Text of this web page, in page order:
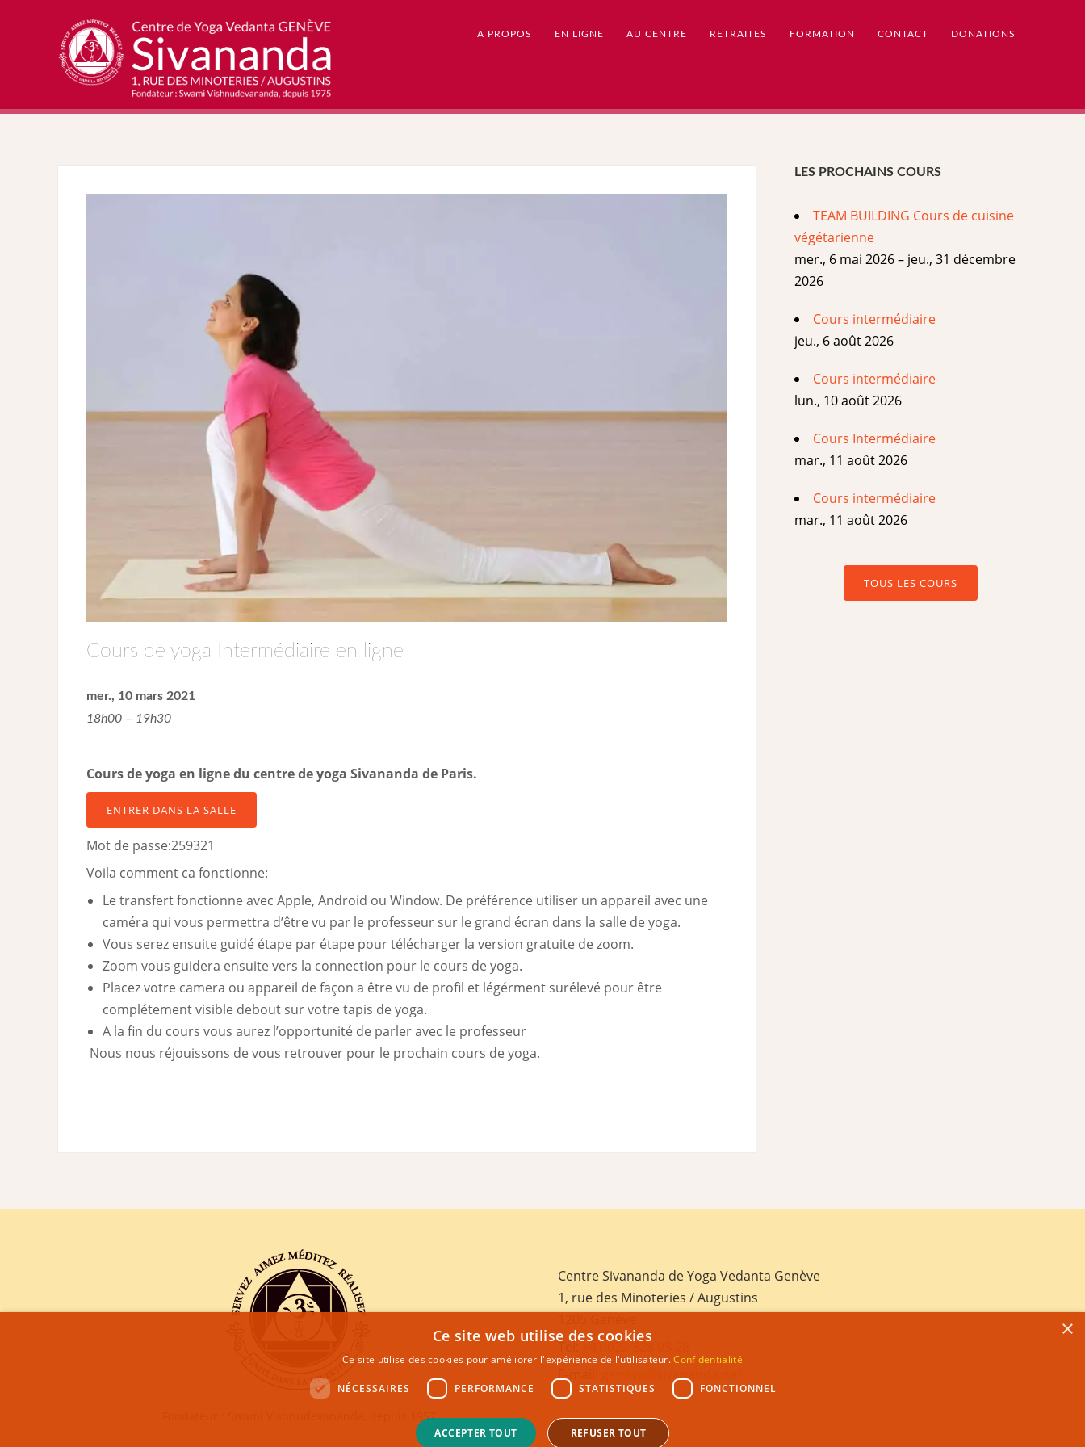
A PROPOS EN LIGNE AU CENTRE RETRAITES FORMATION CONTACT DONATIONS
Cours de yoga Intermédiaire en ligne
mer., 10 mars 2021
18h00 – 19h30
Cours de yoga en ligne du centre de yoga Sivananda de Paris.
ENTRER DANS LA SALLE
Mot de passe:259321
Voila comment ca fonctionne:
Le transfert fonctionne avec Apple, Android ou Window. De préférence utiliser un appareil avec une
caméra qui vous permettra d’être vu par le professeur sur le grand écran dans la salle de yoga.
Vous serez ensuite guidé étape par étape pour télécharger la version gratuite de zoom.
Zoom vous guidera ensuite vers la connection pour le cours de yoga.
Placez votre camera ou appareil de façon a être vu de profil et légérment surélevé pour être
complétement visible debout sur votre tapis de yoga.
A la fin du cours vous aurez l’opportunité de parler avec le professeur
Nous nous réjouissons de vous retrouver pour le prochain cours de yoga.
LES PROCHAINS COURS
TEAM BUILDING Cours de cuisine
végétarienne
mer., 6 mai 2026 – jeu., 31 décembre
2026
Cours intermédiaire
jeu., 6 août 2026
Cours intermédiaire
lun., 10 août 2026
Cours Intermédiaire
mar., 11 août 2026
Cours intermédiaire
mar., 11 août 2026
TOUS LES COURS
Fondateur : Swami Vishnudevananda, depuis 1957
Centre Sivananda de Yoga Vedanta Genève
1, rue des Minoteries / Augustins
Tel:+41 022 328 03 28
E-mail:
geneva@sivananda.net
×
Ce site web utilise des cookies
Ce site utilise des cookies pour améliorer l'expérience de l'utilisateur.Confidentialité
NÉCESSAIRES PERFORMANCE STATISTIQUES FONCTIONNEL
ACCEPTER TOUT REFUSER TOUT